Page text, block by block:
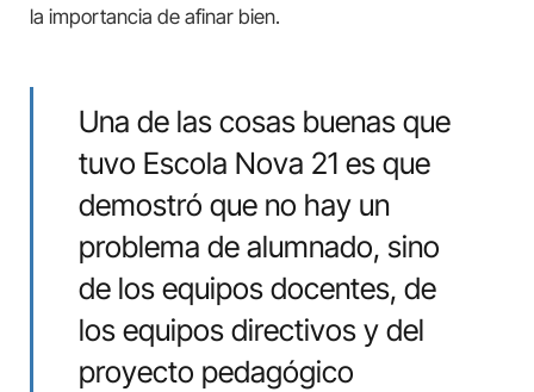
la importancia de afinar bien.
Una de las cosas buenas que
tuvo Escola Nova 21 es que
demostró que no hay un
problema de alumnado, sino
de los equipos docentes, de
los equipos directivos y del
proyecto pedagógico